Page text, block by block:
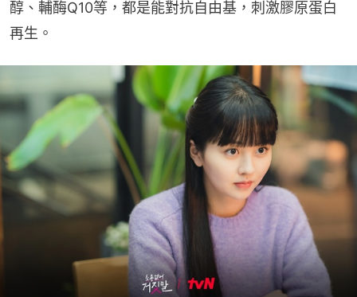
醇、輔酶Q10等，都是能對抗自由基，刺激膠原蛋白
再生。